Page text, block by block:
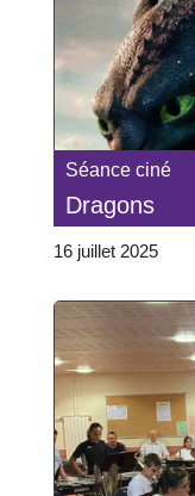
Séance ciné
Dragons
16 juillet 2025